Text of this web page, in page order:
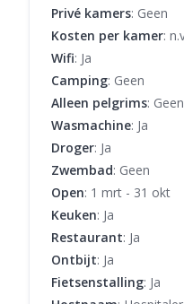
Privé kamers: Geen
Kosten per kamer:
Wifi: Ja
Camping: Geen
Alleen pelgrims: Geen
Wasmachine: Ja
Droger: Ja
Zwembad: Geen
Open: 1 mrt - 31 okt
Keuken: Ja
Restaurant: Ja
Ontbijt: Ja
Fietsenstalling: Ja